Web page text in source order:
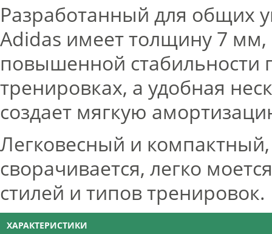
Разработанный для общих
Adidas имеет толщину 7 мм,
повышенной стабильности
тренировках, а удобная
создает мягкую
Легковесный и
сворачивается, легко
стилей и типов тренировок.
ХАРАКТЕРИСТИКИ